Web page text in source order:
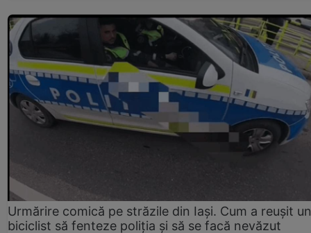
Urmărire comică pe străzile din Iași. Cum a reușit un
biciclist să fenteze poliția și să se facă nevăzut